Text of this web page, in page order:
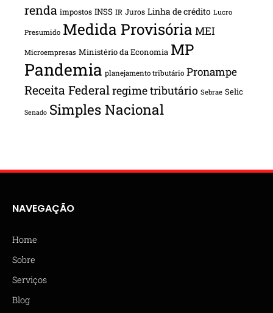
renda impostos INSS IR Juros Linha de crédito Lucro
Presumido Medida Provisória MEI
Microempresas Ministério da Economia MP
Pandemia planejamento tributário Pronampe
Receita Federalregime tributário Sebrae Selic
Senado Simples Nacional
NAVEGAÇÃO
Home
Sobre
Serviços
Blog